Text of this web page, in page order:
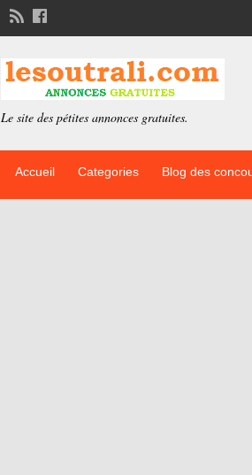
Le site des pétites annonces gratuites.
Accueil Categories Blog des